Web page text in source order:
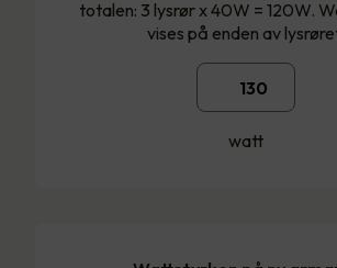
totalen: 3 lysrør x 40W = 120W.
vises på enden av
watt